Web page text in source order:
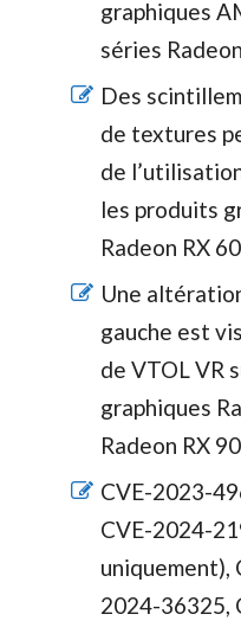
graphiques
séries
Des
de textures
de
les produits
Radeon RX
Une
gauche est
de VTOL VR
graphiques
Radeon RX
CVE-2023-
CVE-2024-
uniquement),
2024-36325,